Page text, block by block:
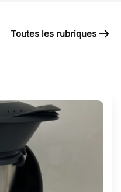
Toutes les rubriques